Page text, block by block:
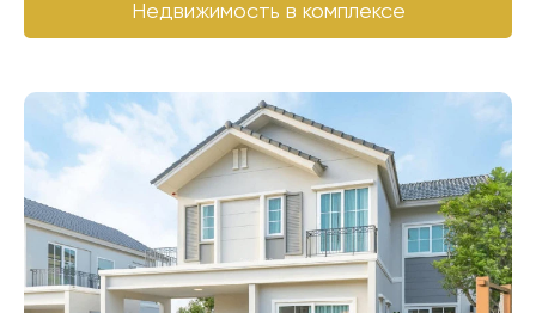
Недвижимость в комплексе